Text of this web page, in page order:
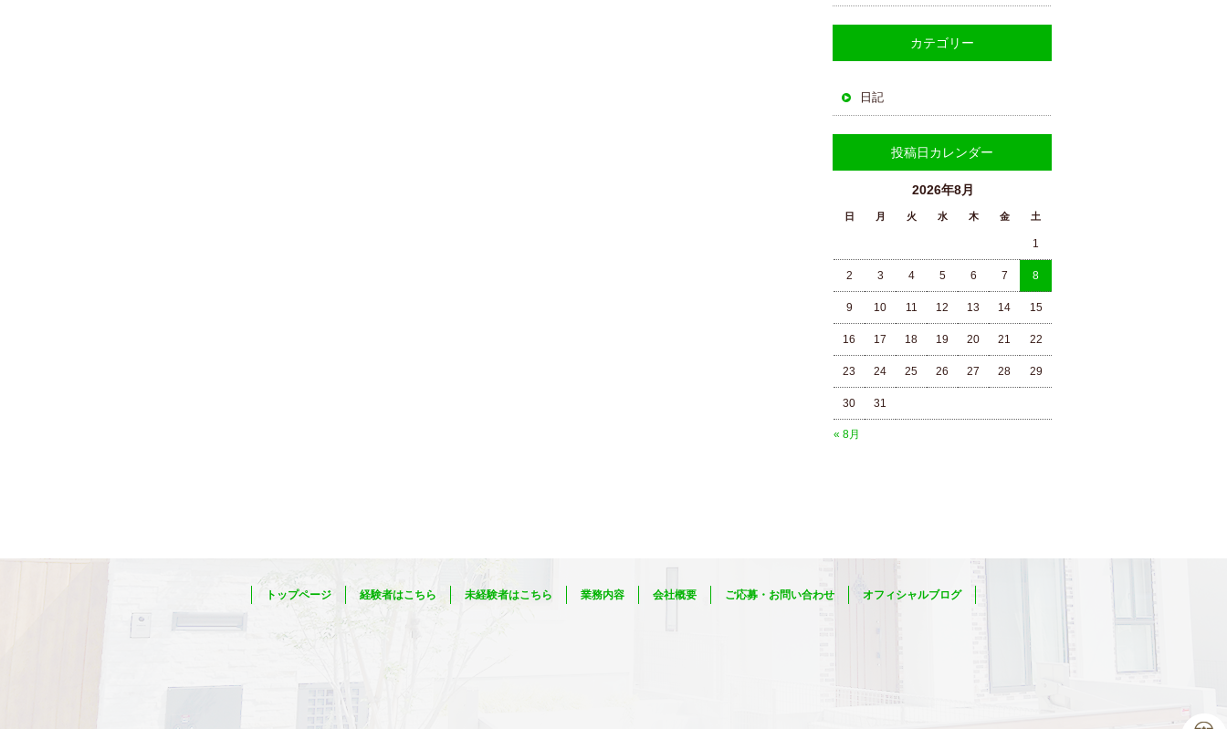
カテゴリー
日記
投稿日カレンダー
2026年8月
日 月 火 水 木 金 土
« 8月
1
2 3 4 5 6 7 8
9 10 11 12 13 14 15
16 17 18 19 20 21 22
23 24 25 26 27 28 29
30 31
トップページ 経験者はこちら 未経験者はこちら 業務内容 会社概要 ご応募・お問い合わせ オフィシャルブログ